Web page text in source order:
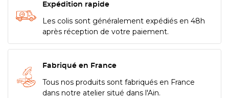
Expédition rapide
Les colis sont généralement expédiés en 48h
après réception de votre paiement.
Fabriqué en France
Tous nos produits sont fabriqués en France
dans notre atelier situé dans l'Ain.